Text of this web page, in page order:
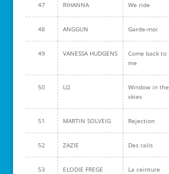
47 RIHANNA We ride
48 ANGGUN Garde-moi
49 VANESSA HUDGENS
Come back to
me
50 U2
Window in the
skies
51 MARTIN SOLVEIG Rejection
52 ZAZIE Des rails
53 ELODIE FREGE La ceinture